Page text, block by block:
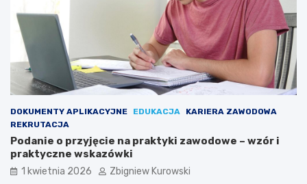
DOKUMENTY APLIKACYJNE EDUKACJA
KARIERA ZAWODOWA
REKRUTACJA
Podanie o przyjęcie na praktyki zawodowe – wzór i
praktyczne wskazówki
1 kwietnia 2026 Zbigniew Kurowski